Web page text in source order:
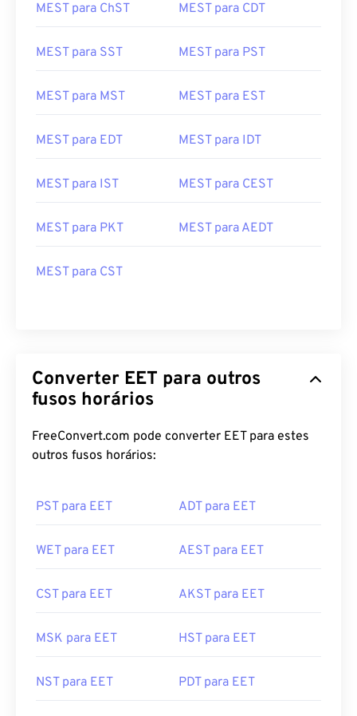
MEST para ChST MEST para CDT
MEST para SST MEST para PST
MEST para MST MEST para EST
MEST para EDT MEST para IDT
MEST para IST MEST para CEST
MEST para PKT MEST para AEDT
MEST para CST
Converter EET para outros
fusos horários
FreeConvert.com pode converter EET para estes
outros fusos horários:
PST para EET ADT para EET
WET para EET AEST para EET
CST para EET AKST para EET
MSK para EET HST para EET
NST para EET PDT para EET